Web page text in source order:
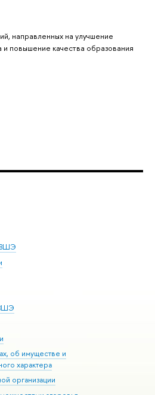
направленных на улучшение
и повышение качества образования
ВШЭ
об имуществе и
характера
организации